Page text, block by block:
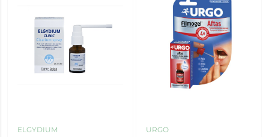
ELGYDIUM
URGO